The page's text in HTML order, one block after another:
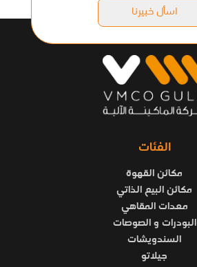
اسأل خبيرنا
الفئات
مكائن القهوة
مكائن البيع الذاتي
معدات المقاهي
البودرات و الصوصات
السندويشات
جيلاتو